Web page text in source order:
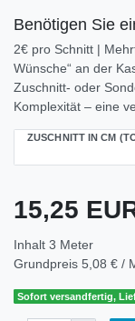
Benötigen Sie
2€ pro Schnitt |
Wünsche“ an der
Zuschnitt- oder
Komplexität – eine
ZUSCHNITT IN CM
15,25
Inhalt 3 Meter
Grundpreis 5,08 € /
Sofort versandfertig,